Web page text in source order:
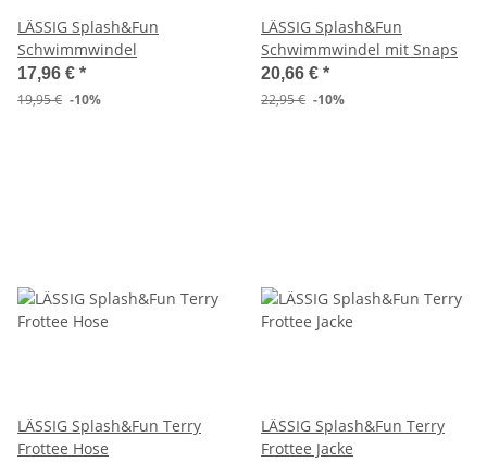
LÄSSIG Splash&Fun
Schwimmwindel
17,96 € *
19,95 € -10%
LÄSSIG Splash&Fun
Schwimmwindel mit Snaps
20,66 € *
22,95 € -10%
LÄSSIG Splash&Fun Terry
Frottee Hose
LÄSSIG Splash&Fun Terry
Frottee Jacke